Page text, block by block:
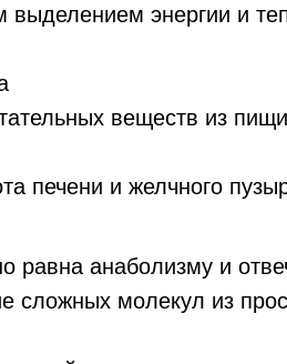
выделением энергии и
веществ из пищи
печени и желчного
равна анаболизму и
сложных молекул из